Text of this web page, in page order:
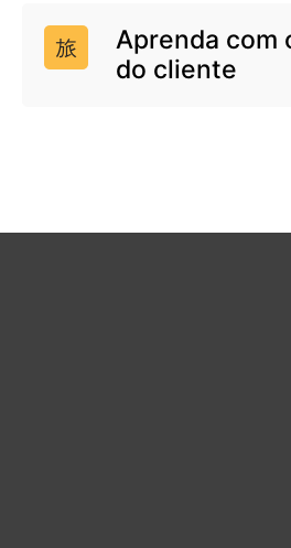
Aprenda com
do cliente